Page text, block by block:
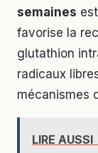
semaines
favorise la
glutathion
radicaux
mécanismes
LIRE AUSSI